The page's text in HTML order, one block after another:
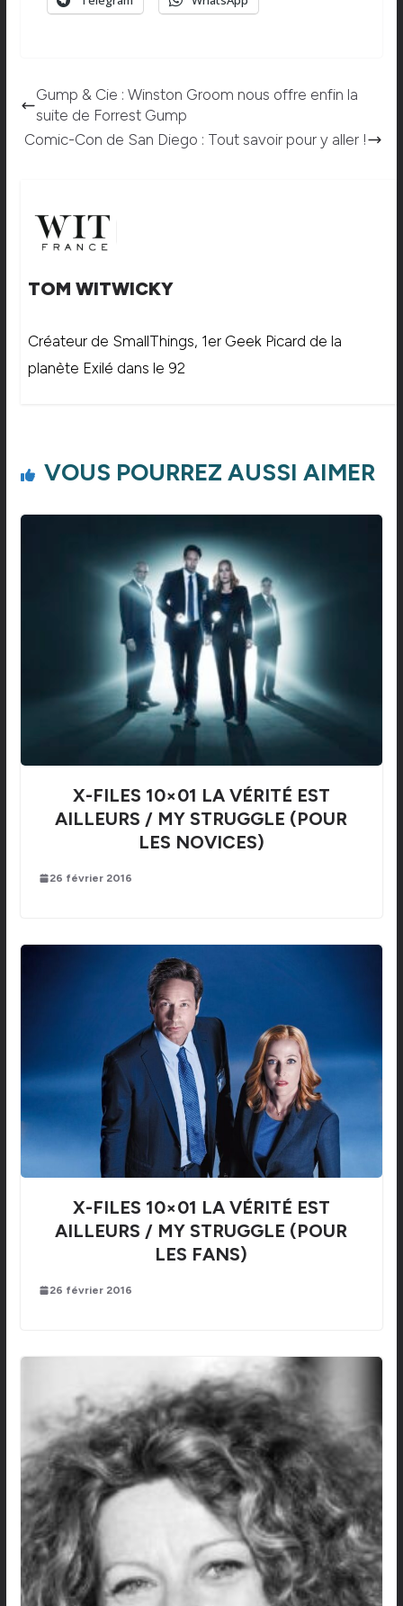
Gump & Cie : Winston Groom nous offre enfin la
suite de Forrest Gump
Comic-Con de San Diego : Tout savoir pour y aller !
TOM WITWICKY
Créateur de SmallThings, 1er Geek Picard de la
planète Exilé dans le 92
VOUS POURREZ AUSSI AIMER
X-FILES 10×01 LA VÉRITÉ EST
AILLEURS / MY STRUGGLE (POUR
LES NOVICES)
26 février 2016
X-FILES 10×01 LA VÉRITÉ EST
AILLEURS / MY STRUGGLE (POUR
LES FANS)
26 février 2016